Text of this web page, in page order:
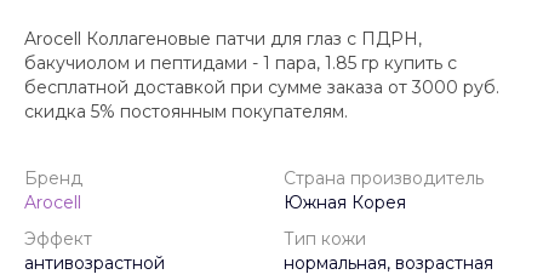
Arocell Коллагеновые патчи для глаз с ПДРН,
бакучиолом и пептидами - 1 пара, 1.85 гр купить с
бесплатной доставкой при сумме заказа от 3000 руб.
скидка 5% постоянным покупателям.
Бренд
Arocell
Страна производитель
Южная Корея
Эффект
антивозрастной
Тип кожи
нормальная, возрастная